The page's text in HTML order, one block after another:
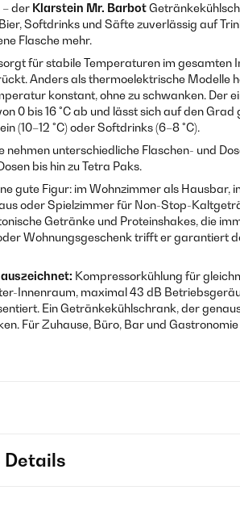
der Klarstein Mr. Barbot
Softdrinks und Säfte zuverlässig auf
Flasche mehr.
für stabile Temperaturen im gesamten
Anders als thermoelektrische Modelle
konstant, ohne zu schwanken. Der
0 bis 16 °C ab und lässt sich auf den Grad
(10–12 °C) oder Softdrinks (6–8 °C).
nehmen unterschiedliche Flaschen- und
bis hin zu Tetra Paks.
gute Figur: im Wohnzimmer als Hausbar,
oder Spielzimmer für Non-Stop-
Getränke und Proteinshakes, die
Wohnungsgeschenk trifft er garantiert
Kompressorkühlung für
Innenraum, maximal 43 dB
Ein Getränkekühlschrank, der
Für Zuhause, Büro, Bar und
Details